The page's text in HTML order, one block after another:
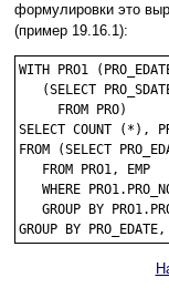
формулировки это
(пример 19.16.1):
WITH PRO1
(SELECT
     FROM PRO)
SELECT COUNT (*),
FROM (SELECT
   FROM PRO1, EMP
WHERE
GROUP BY